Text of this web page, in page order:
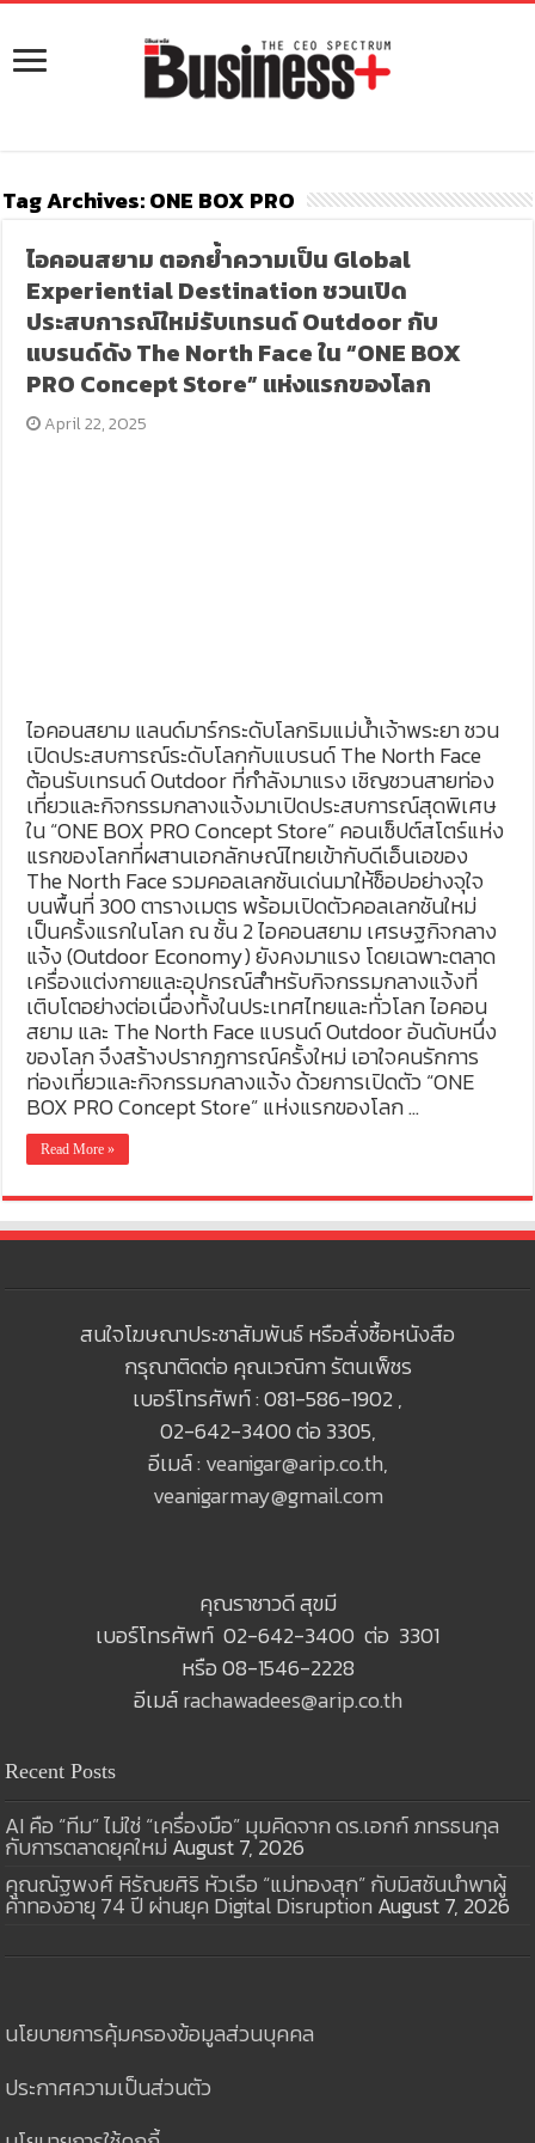
Tag Archives:ONE BOX PRO
ไอคอนสยาม ตอกย้ำความเป็น Global
Experiential Destination ชวนเปิด
ประสบการณ์ใหม่รับเทรนด์ Outdoor กับ
แบรนด์ดัง The North Face ใน “ONE BOX
PRO Concept Store” แห่งแรกของโลก
April 22, 2025
ไอคอนสยาม แลนด์มาร์กระดับโลกริมแม่น้ำเจ้าพระยา ชวน
เปิดประสบการณ์ระดับโลกกับแบรนด์ The North Face
ต้อนรับเทรนด์ Outdoor ที่กำลังมาแรง เชิญชวนสายท่อง
เที่ยวและกิจกรรมกลางแจ้งมาเปิดประสบการณ์สุดพิเศษ
ใน “ONE BOX PRO Concept Store” คอนเซ็ปต์สโตร์แห่ง
แรกของโลกที่ผสานเอกลักษณ์ไทยเข้ากับดีเอ็นเอของ
The North Face รวมคอลเลกชันเด่นมาให้ช็อปอย่างจุใจ
บนพื้นที่ 300 ตารางเมตร พร้อมเปิดตัวคอลเลกชันใหม่
เป็นครั้งแรกในโลก ณ ชั้น 2 ไอคอนสยาม เศรษฐกิจกลาง
แจ้ง (Outdoor Economy) ยังคงมาแรง โดยเฉพาะตลาด
เครื่องแต่งกายและอุปกรณ์สำหรับกิจกรรมกลางแจ้งที่
เติบโตอย่างต่อเนื่องทั้งในประเทศไทยและทั่วโลก ไอคอน
สยาม และ The North Face แบรนด์ Outdoor อันดับหนึ่ง
ของโลก จึงสร้างปรากฏการณ์ครั้งใหม่ เอาใจคนรักการ
ท่องเที่ยวและกิจกรรมกลางแจ้ง ด้วยการเปิดตัว “ONE
BOX PRO Concept Store” แห่งแรกของโลก …
Read More »
สนใจโฆษณาประชาสัมพันธ์ หรือสั่งซื้อหนังสือ
กรุณาติดต่อ คุณเวณิกา รัตนเพ็ชร
เบอร์โทรศัพท์ : 081-586-1902 ,
02-642-3400 ต่อ 3305,
อีเมล์ : veanigar@arip.co.th,
veanigarmay@gmail.com
คุณราชาวดี สุขมี
เบอร์โทรศัพท์ 02-642-3400 ต่อ 3301
หรือ 08-1546-2228
อีเมล์rachawadees@arip.co.th
Recent Posts
AI คือ “ทีม” ไม่ใช่ “เครื่องมือ” มุมคิดจาก ดร.เอกก์ ภทรธนกุล
กับการตลาดยุคใหม่ August 7, 2026
คุณณัฐพงศ์ หิรัณยศิริ หัวเรือ “แม่ทองสุก” กับมิสชันนำพาผู้
ค้าทองอายุ 74 ปี ผ่านยุค Digital Disruption August 7, 2026
นโยบายการคุ้มครองข้อมูลส่วนบุคคล
ประกาศความเป็นส่วนตัว